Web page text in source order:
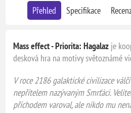
Přehled Specifikace
Mass effect - Priorita: Hagalaz je
desková hra na motivy světoznámé
V roce 2186 galaktické civilizace
nepřítelem nazývaným Smrťáci.
příchodem varoval, ale nikdo mu